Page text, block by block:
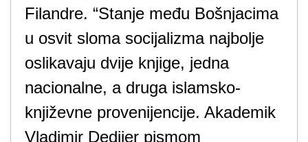
Filandre. “Stanje među Bošnjacima
u osvit sloma socijalizma najbolje
oslikavaju dvije knjige, jedna
nacionalne, a druga islamsko-
književne provenijencije. Akademik
Vladimir Dedijer pismom